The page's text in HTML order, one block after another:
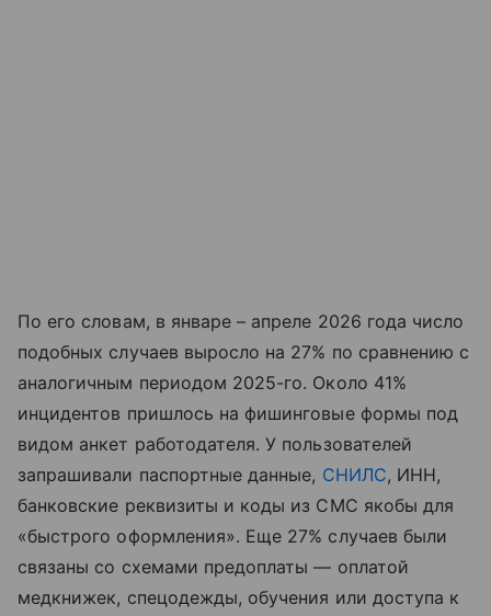
По его словам, в январе – апреле 2026 года число
подобных случаев выросло на 27% по сравнению с
аналогичным периодом 2025-го. Около 41%
инцидентов пришлось на фишинговые формы под
видом анкет работодателя. У пользователей
запрашивали паспортные данные, СНИЛС, ИНН,
банковские реквизиты и коды из СМС якобы для
«быстрого оформления». Еще 27% случаев были
связаны со схемами предоплаты — оплатой
медкнижек, спецодежды, обучения или доступа к